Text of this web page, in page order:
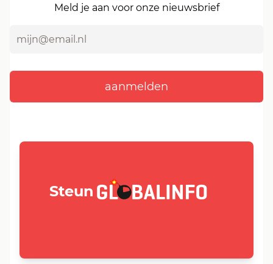
Meld je aan voor onze nieuwsbrief
Steun GLOBALINFO.nl